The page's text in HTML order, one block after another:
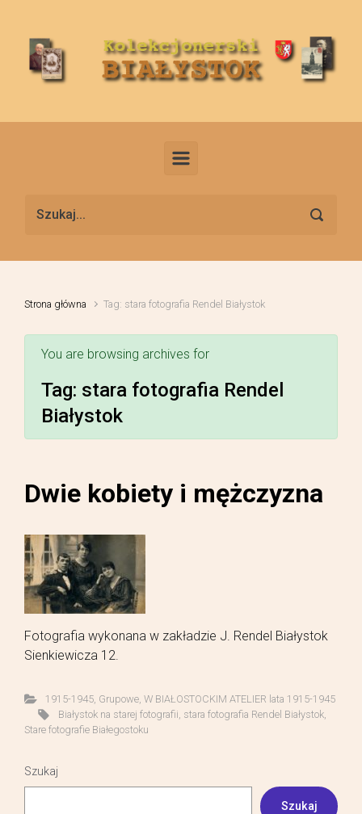
Strona główna Tag: stara fotografia Rendel Białystok
You are browsing archives for
Tag: stara fotografia Rendel
Białystok
Dwie kobiety i mężczyzna
Fotografia wykonana w zakładzie J. Rendel Białystok
Sienkiewicza 12.
1915-1945, Grupowe, W BIAŁOSTOCKIM ATELIER lata 1915-1945
Białystok na starej fotografii stara fotografia Rendel Białystok,
Stare fotografie Białegostoku
Szukaj
Szukaj